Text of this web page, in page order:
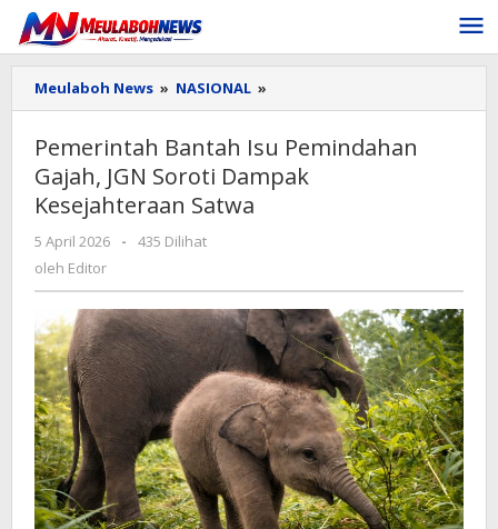
Lewati
konten
Meulaboh News » NASIONAL »
Bantah
Pemindahan
Gajah,
JGN
Pemerintah Bantah Isu Pemindahan
Gajah, JGN Soroti Dampak
Kesejahteraan Satwa
5 April 2026
oleh
-
435 Dilihat
oleh Editor